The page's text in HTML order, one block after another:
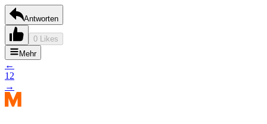
Antworten
0 Likes
Mehr
←
12
→